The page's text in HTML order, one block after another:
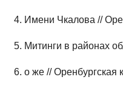
4. Имени Чкалова //
5. Митинги в районах
6. о же // Оренбургская